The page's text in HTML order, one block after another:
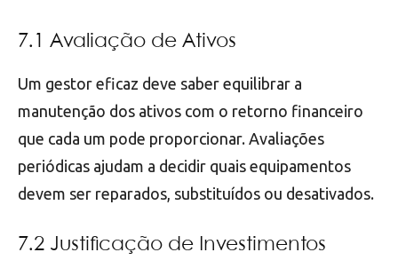
7.1 Avaliação de Ativos
Um gestor eficaz deve saber equilibrar a
manutenção dos ativos com o retorno financeiro
que cada um pode proporcionar. Avaliações
periódicas ajudam a decidir quais equipamentos
devem ser reparados, substituídos ou desativados.
7.2 Justificação de Investimentos